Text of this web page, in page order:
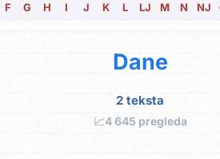
F G H I J K L LJ M N NJ
Dane
2 teksta
📈4 645 pregleda